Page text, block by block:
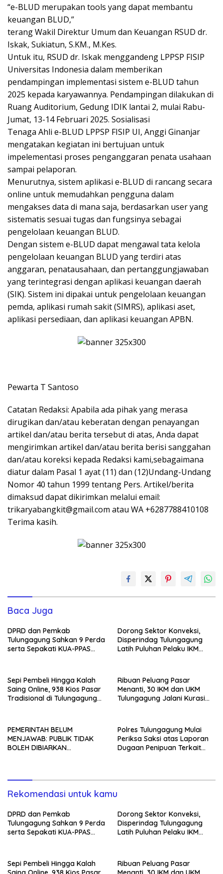
“e-BLUD merupakan tools yang dapat membantu
keuangan BLUD,”
terang Wakil Direktur Umum dan Keuangan RSUD dr.
Iskak, Sukiatun, S.KM., M.Kes.
Untuk itu, RSUD dr. Iskak menggandeng LPPSP FISIP
Universitas Indonesia dalam memberikan
pendampingan implementasi sistem e-BLUD tahun
2025 kepada karyawannya. Pendampingan dilakukan di
Ruang Auditorium, Gedung IDIK lantai 2, mulai Rabu-
Jumat, 13-14 Februari 2025. Sosialisasi
Tenaga Ahli e-BLUD LPPSP FISIP UI, Anggi Ginanjar
mengatakan kegiatan ini bertujuan untuk
impelementasi proses penganggaran penata usahaan
sampai pelaporan.
Menurutnya, sistem aplikasi e-BLUD di rancang secara
online untuk memudahkan pengguna dalam
mengakses data di mana saja, berdasarkan user yang
sistematis sesuai tugas dan fungsinya sebagai
pengelolaan keuangan BLUD.
Dengan sistem e-BLUD dapat mengawal tata kelola
pengelolaan keuangan BLUD yang terdiri atas
anggaran, penatausahaan, dan pertanggungjawaban
yang terintegrasi dengan aplikasi keuangan daerah
(SIK). Sistem ini dipakai untuk pengelolaan keuangan
pemda, aplikasi rumah sakit (SIMRS), aplikasi aset,
aplikasi persediaan, dan aplikasi keuangan APBN.
Pewarta T Santoso
Catatan Redaksi: Apabila ada pihak yang merasa
dirugikan dan/atau keberatan dengan penayangan
artikel dan/atau berita tersebut di atas, Anda dapat
mengirimkan artikel dan/atau berita berisi sanggahan
dan/atau koreksi kepada Redaksi kami,sebagaimana
diatur dalam Pasal 1 ayat (11) dan (12)Undang-Undang
Nomor 40 tahun 1999 tentang Pers. Artikel/berita
dimaksud dapat dikirimkan melalui email:
trikaryabangkit@gmail.com atau WA +6287788410108
Terima kasih.
Baca Juga
DPRD dan Pemkab
Tulungagung Sahkan 9 Perda
serta Sepakati KUA-PPAS
Dorong Sektor Konveksi,
Disperindag Tulungagung
Latih Puluhan Pelaku IKM
Sepi Pembeli Hingga Kalah
Saing Online, 938 Kios Pasar
Tradisional di Tulungagung
Ribuan Peluang Pasar
Menanti, 30 IKM dan UKM
Tulungagung Jalani Kurasi
PEMERINTAH BELUM
MENJAWAB: PUBLIK TIDAK
BOLEH DIBIARKAN
Polres Tulungagung Mulai
Periksa Saksi atas Laporan
Dugaan Penipuan Terkait
Rekomendasi untuk kamu
DPRD dan Pemkab
Tulungagung Sahkan 9 Perda
serta Sepakati KUA-PPAS
Dorong Sektor Konveksi,
Disperindag Tulungagung
Latih Puluhan Pelaku IKM
Sepi Pembeli Hingga Kalah
Ribuan Peluang Pasar